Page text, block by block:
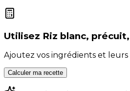
Utilisez Riz blanc,
Ajoutez vos ingrédients et
Calculer ma recette